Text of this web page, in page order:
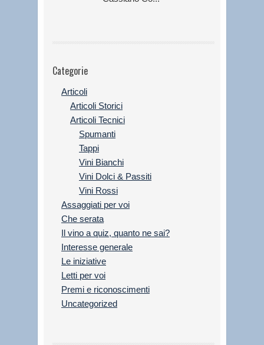
Categorie
Articoli
Articoli Storici
Articoli Tecnici
Spumanti
Tappi
Vini Bianchi
Vini Dolci & Passiti
Vini Rossi
Assaggiati per voi
Che serata
Il vino a quiz, quanto ne sai?
Interesse generale
Le iniziative
Letti per voi
Premi e riconoscimenti
Uncategorized